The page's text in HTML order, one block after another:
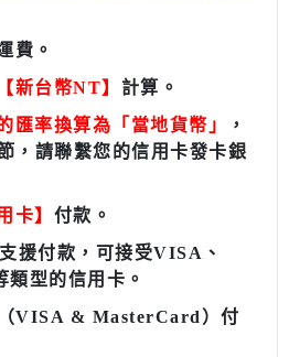
費。
【新台幣NT】 計算。
匯率換算為「當地貨幣」
，
，請聯繫您的信用卡發卡銀
卡】 付款。
援付款，可接受VISA、
型的信用卡。
VISA & MasterCard）付